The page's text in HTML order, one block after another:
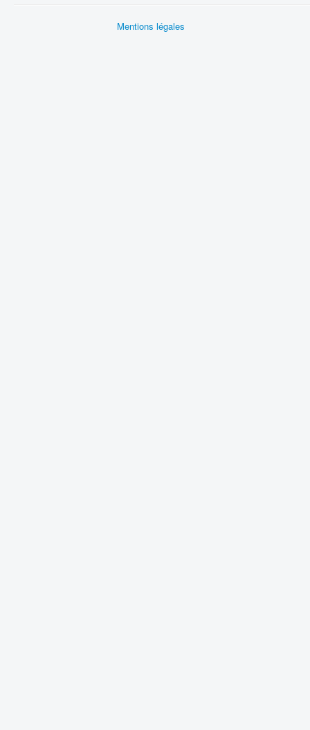
Mentions légales